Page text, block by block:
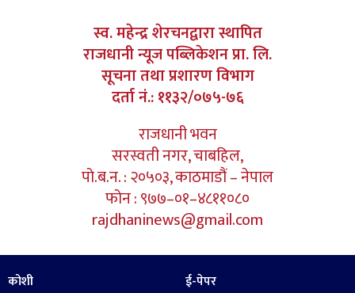
स्व. महेन्द्र शेरचनद्वारा स्थापित
राजधानी न्यूज पब्लिकेशन प्रा. लि.
सूचना तथा प्रशारण विभाग
दर्ता नं.: ११३२/०७५-७६
राजधानी भवन
सरस्वती नगर, चाबहिल,
पो.ब.न. : २०५०३, काठमाडौं – नेपाल
फोन : ९७७–०१–४८११०८०
rajdhaninews@gmail.com
कोशी
ई-पेपर